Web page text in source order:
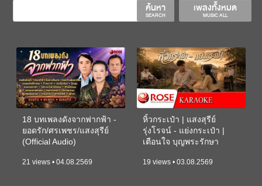
เพลงทั้งหมด
MUSIC ALL
ค้นหา
SEARCH
18 บทเพลงดังจากฟากฟ้า -
ยอดรัก/ศรเพชร/แสงสุรีย์
(Official Audio)
21 views • 04.08.2569
หิ้วกระเป๋า | แสงสุรีย์
รุ่งโรจน์ - แย่งกระเป๋า |
เตือนใจ บุญพระรักษา
19 views • 03.08.2569